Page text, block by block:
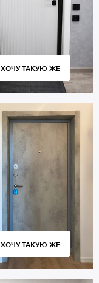
ХОЧУ ТАКУЮ ЖЕ
ХОЧУ ТАКУЮ ЖЕ